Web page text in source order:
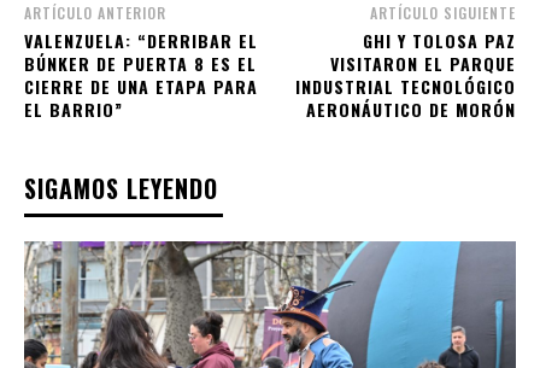
ARTÍCULO ANTERIOR
VALENZUELA: “DERRIBAR EL
BÚNKER DE PUERTA 8 ES EL
CIERRE DE UNA ETAPA PARA
EL BARRIO”
ARTÍCULO SIGUIENTE
GHI Y TOLOSA PAZ
VISITARON EL PARQUE
INDUSTRIAL TECNOLÓGICO
AERONÁUTICO DE MORÓN
SIGAMOS LEYENDO